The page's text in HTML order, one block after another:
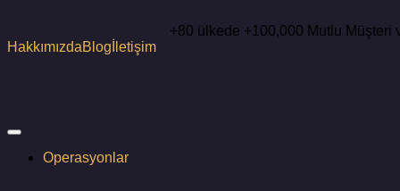
+80 ülkede +100,000 Mutlu Müşteri
HakkımızdaBlog İletişim
Operasyonlar